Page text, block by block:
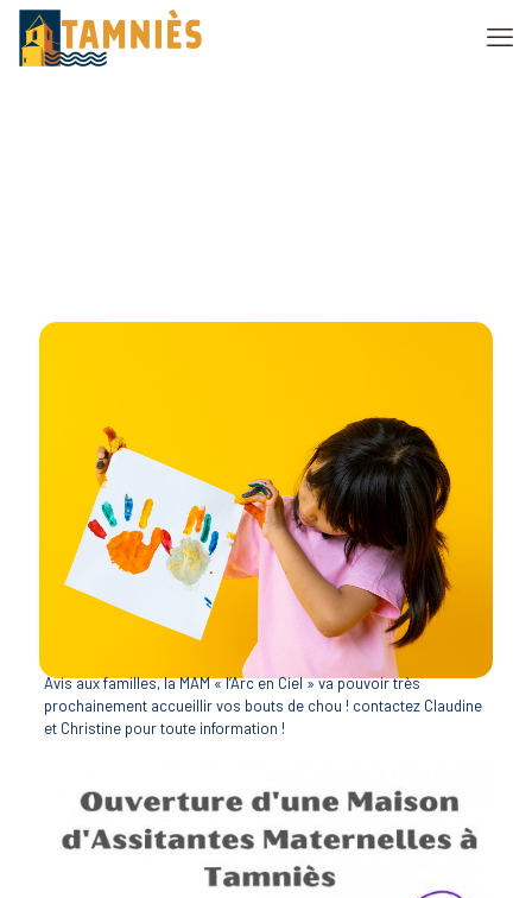
Avis aux familles, la MAM « l’Arc en Ciel » va pouvoir très
prochainement accueillir vos bouts de chou ! contactez Claudine
et Christine pour toute information !